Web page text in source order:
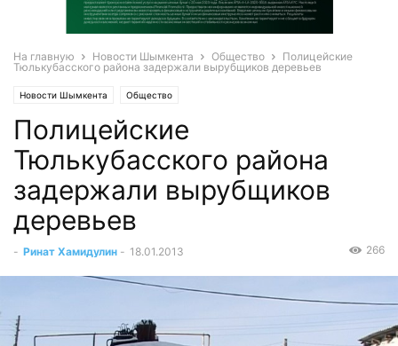
На главную Новости Шымкента Общество
Полицейские
Тюлькубасского района задержали вырубщиков деревьев
Новости Шымкента Общество
Полицейские
Тюлькубасского района
задержали вырубщиков
деревьев
- Ринат Хамидулин - 18.01.2013 266